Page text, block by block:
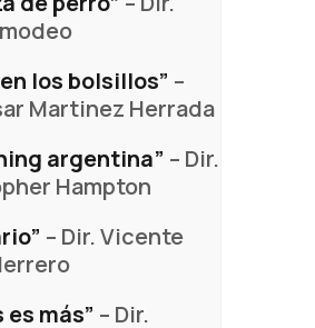
los bolsillos” –
Martinez Herrada
argentina” – Dir.
Hampton
– Dir. Vicente
es más” – Dir.